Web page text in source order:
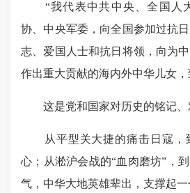
“我代表中共中央、全国人
协、中央军委，向全国参加过抗
志、爱国人士和抗日将领，向为
作出重大贡献的海内外中华儿女
这是党和国家对历史的铭记、
从平型关大捷的痛击日寇，
心；从淞沪会战的“血肉磨坊”，
气，中华大地英雄辈出，支撑起一